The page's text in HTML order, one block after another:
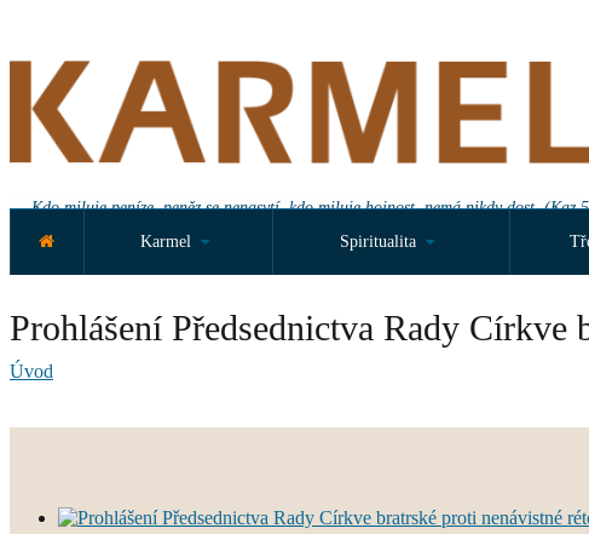
Kdo miluje peníze, peněz se nenasytí, kdo miluje hojnost, nemá nikdy dost. (Kaz
Karmel
Spiritualita
Prohlášení Předsednictva Rady
Úvod